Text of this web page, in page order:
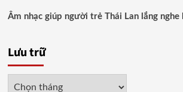
Âm nhạc giúp người trẻ Thái Lan lắng nghe
Lưu trữ